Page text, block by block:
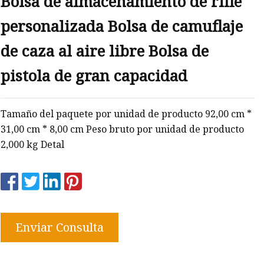
personalizada Bolsa de camuflaje
de caza al aire libre Bolsa de
pistola de gran capacidad
Tamaño del paquete por unidad de producto 92,00 cm *
31,00 cm * 8,00 cm Peso bruto por unidad de producto
2,000 kg Detal
Enviar Consulta